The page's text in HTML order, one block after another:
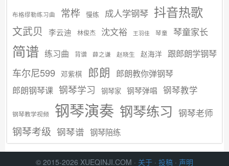
布格缪勒练习曲 常桦 慢练 成人学钢琴 抖音热歌
文武贝 李云迪 林俊杰 沈文裕 王羽佳 琴童 琴童家长
简谱 练习曲 背谱 薛之谦 赵晓生 赵海洋 跟郎朗学钢琴
车尔尼599 邓紫棋 郎朗 郎朗教你弹钢琴
郎朗钢琴课 钢琴学习 钢琴家 钢琴弹唱 钢琴教学
钢琴教学视频 钢琴演奏 钢琴练习 钢琴老师
钢琴考级 钢琴谱 钢琴陪练
© 2015-2026 XUEQINJI.COM · 关于 · 投稿 · 声明